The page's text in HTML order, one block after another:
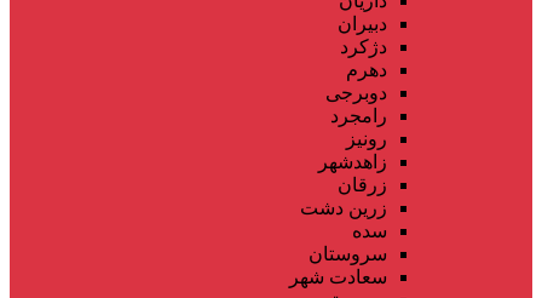
دبیران
دژکرد
دهرم
دوبرجی
رامجرد
رونیز
زاهدشهر
زرقان
زرین دشت
سده
سروستان
سعادت شهر